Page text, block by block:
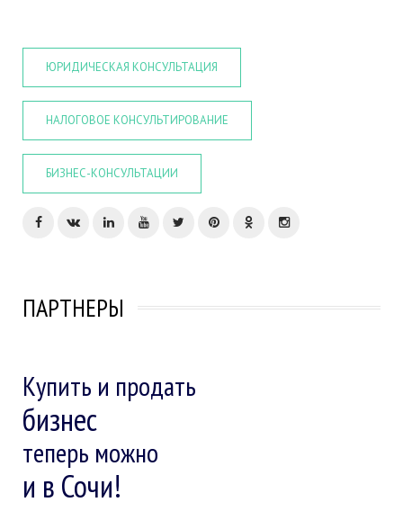
ЮРИДИЧЕСКАЯ КОНСУЛЬТАЦИЯ
НАЛОГОВОЕ КОНСУЛЬТИРОВАНИЕ
БИЗНЕС-КОНСУЛЬТАЦИИ
ПАРТНЕРЫ
Купить и продать
бизнес
теперь можно
и в Сочи!